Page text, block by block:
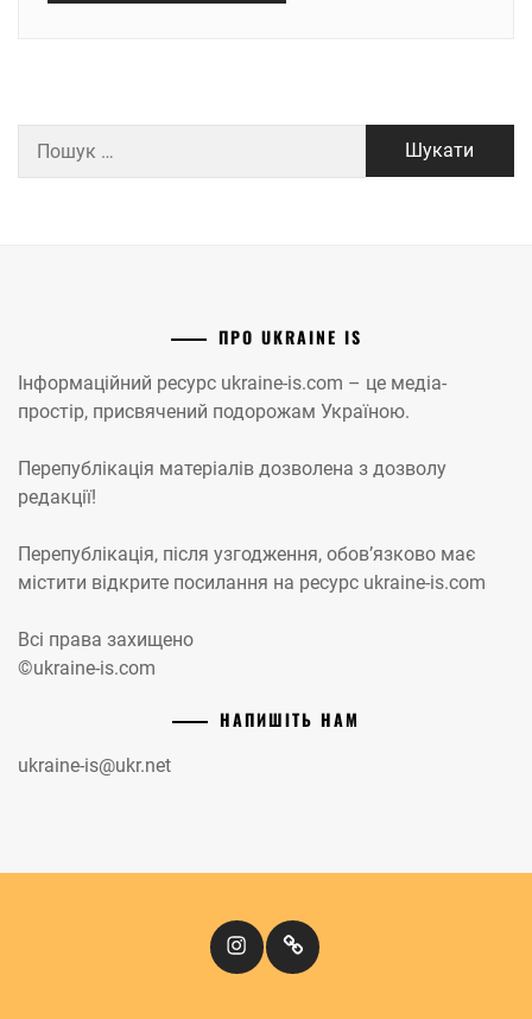
ПРО UKRAINE IS
Інформаційний ресурс ukraine-is.com – це медіа-
простір, присвячений подорожам Україною.
Перепублікація матеріалів дозволена з дозволу
редакції!
Перепублікація, після узгодження, обов’язково має
містити відкрите посилання на ресурс ukraine-is.com
Всі права захищено
©ukraine-is.com
НАПИШІТЬ НАМ
ukraine-is@ukr.net
InstagramКіномандри